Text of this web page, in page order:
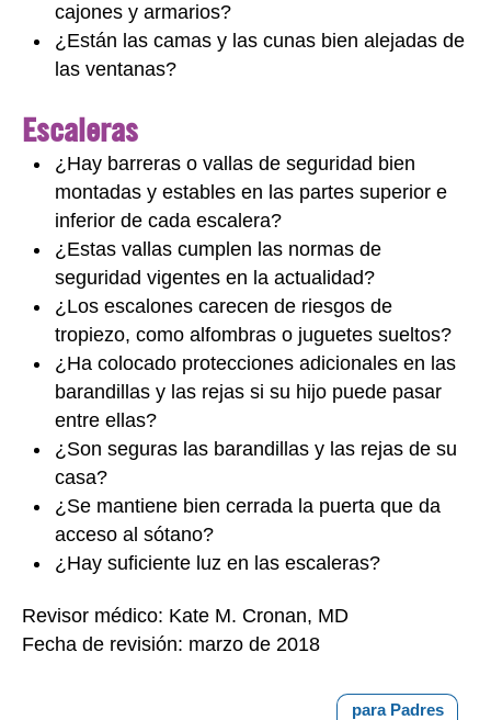
cajones y armarios?
¿Están las camas y las cunas bien alejadas de
las ventanas?
Escaleras
¿Hay barreras o vallas de seguridad bien
montadas y estables en las partes superior e
inferior de cada escalera?
¿Estas vallas cumplen las normas de
seguridad vigentes en la actualidad?
¿Los escalones carecen de riesgos de
tropiezo, como alfombras o juguetes sueltos?
¿Ha colocado protecciones adicionales en las
barandillas y las rejas si su hijo puede pasar
entre ellas?
¿Son seguras las barandillas y las rejas de su
casa?
¿Se mantiene bien cerrada la puerta que da
acceso al sótano?
¿Hay suficiente luz en las escaleras?
Revisor médico: Kate M. Cronan, MD
Fecha de revisión: marzo de 2018
para Padres